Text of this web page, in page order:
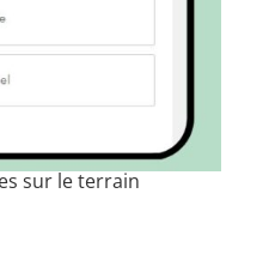
sur le terrain